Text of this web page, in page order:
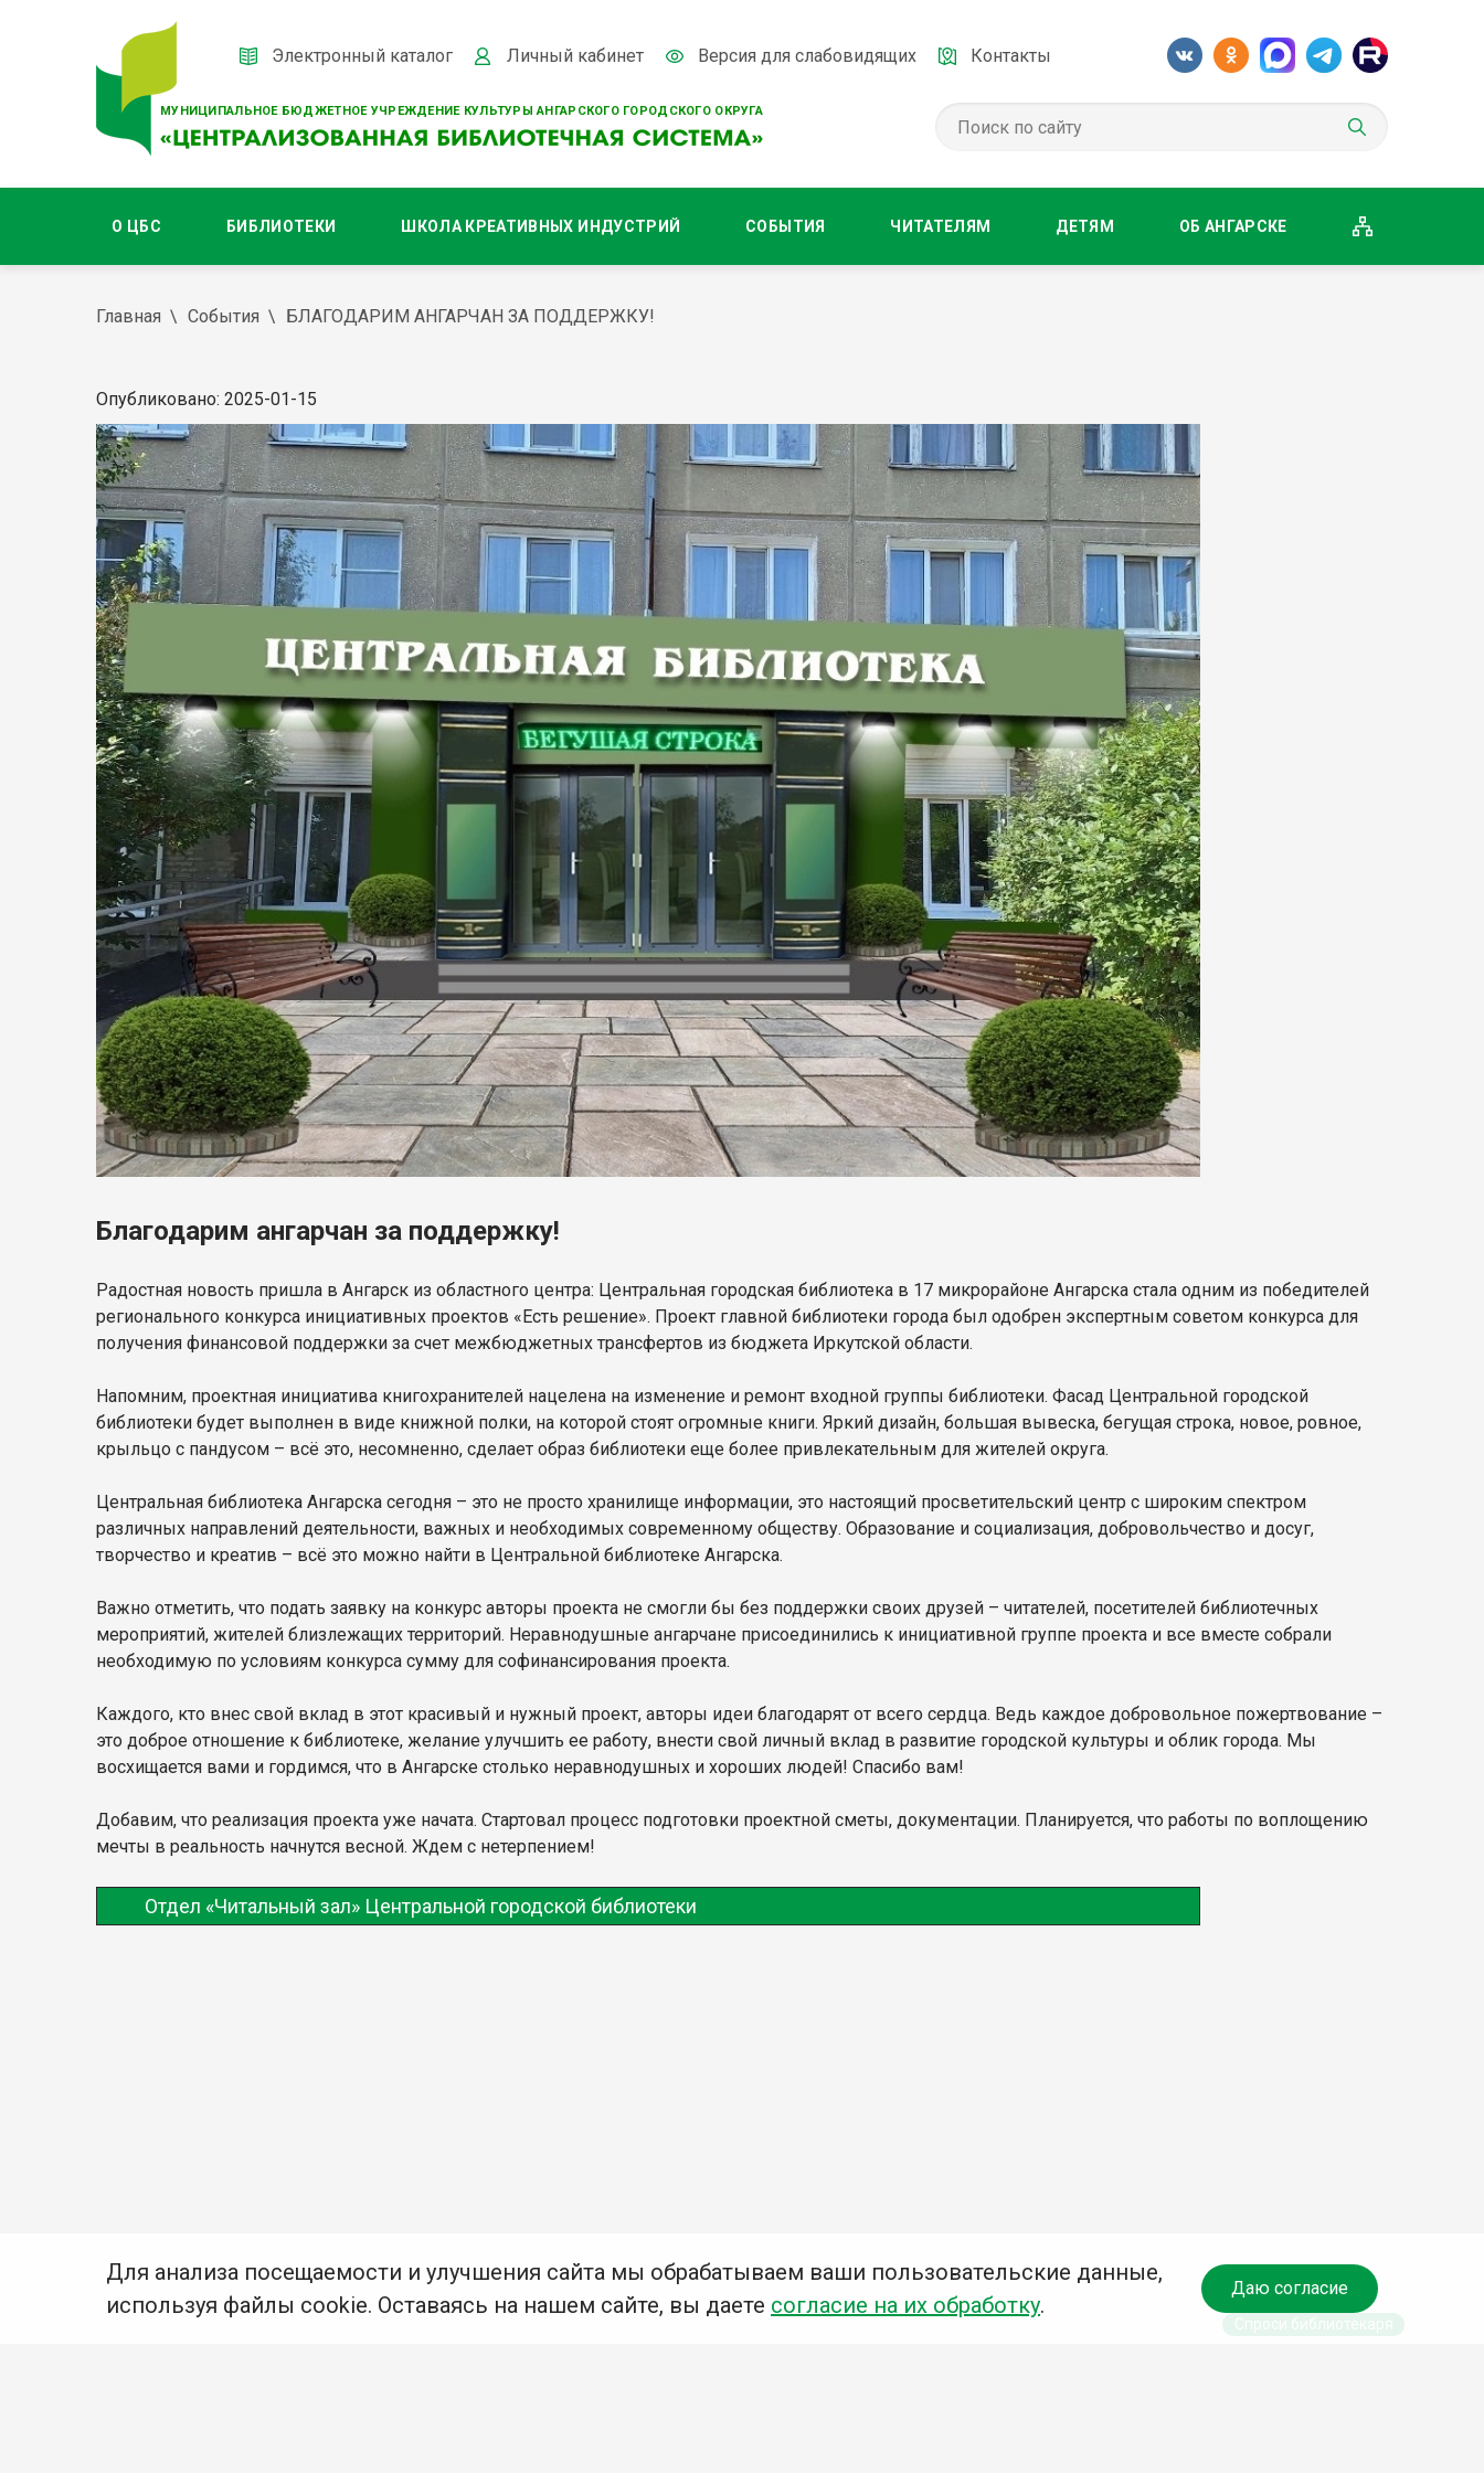
МУНИЦИПАЛЬНОЕ БЮДЖЕТНОЕ УЧРЕЖДЕНИЕ КУЛЬТУРЫ АНГАРСКОГО ГОРОДСКОГО ОКРУГА
Электронный каталог Личный кабинет Версия для слабовидящих Контакты
О ЦБС БИБЛИОТЕКИ ШКОЛА КРЕАТИВНЫХ ИНДУСТРИЙ СОБЫТИЯ ЧИТАТЕЛЯМ ДЕТЯМ ОБ АНГАРСКЕ
Главная События БЛАГОДАРИМ АНГАРЧАН ЗА ПОДДЕРЖКУ!
Опубликовано: 2025-01-15
Благодарим ангарчан за поддержку!
Радостная новость пришла в Ангарск из областного центра: Центральная городская библиотека в 17 микрорайоне Ангарска стала одним из победителей
регионального конкурса инициативных проектов «Есть решение». Проект главной библиотеки города был одобрен экспертным советом конкурса для
получения финансовой поддержки за счет межбюджетных трансфертов из бюджета Иркутской области.
Напомним, проектная инициатива книгохранителей нацелена на изменение и ремонт входной группы библиотеки. Фасад Центральной городской
библиотеки будет выполнен в виде книжной полки, на которой стоят огромные книги. Яркий дизайн, большая вывеска, бегущая строка, новое, ровное,
крыльцо с пандусом – всё это, несомненно, сделает образ библиотеки еще более привлекательным для жителей округа.
Центральная библиотека Ангарска сегодня – это не просто хранилище информации, это настоящий просветительский центр с широким спектром
различных направлений деятельности, важных и необходимых современному обществу. Образование и социализация, добровольчество и досуг,
творчество и креатив – всё это можно найти в Центральной библиотеке Ангарска.
Важно отметить, что подать заявку на конкурс авторы проекта не смогли бы без поддержки своих друзей – читателей, посетителей библиотечных
мероприятий, жителей близлежащих территорий. Неравнодушные ангарчане присоединились к инициативной группе проекта и все вместе собрали
необходимую по условиям конкурса сумму для софинансирования проекта.
Каждого, кто внес свой вклад в этот красивый и нужный проект, авторы идеи благодарят от всего сердца. Ведь каждое добровольное пожертвование –
это доброе отношение к библиотеке, желание улучшить ее работу, внести свой личный вклад в развитие городской культуры и облик города. Мы
восхищается вами и гордимся, что в Ангарске столько неравнодушных и хороших людей! Спасибо вам!
Добавим, что реализация проекта уже начата. Стартовал процесс подготовки проектной сметы, документации. Планируется, что работы по воплощению
мечты в реальность начнутся весной. Ждем с нетерпением!
Отдел «Читальный зал» Центральной городской библиотеки
Для анализа посещаемости и улучшения сайта мы обрабатываем ваши пользовательские данные,
используя файлы cookie. Оставаясь на нашем сайте, вы даете согласие на их обработку.
Даю согласие
Спроси библиотекаря